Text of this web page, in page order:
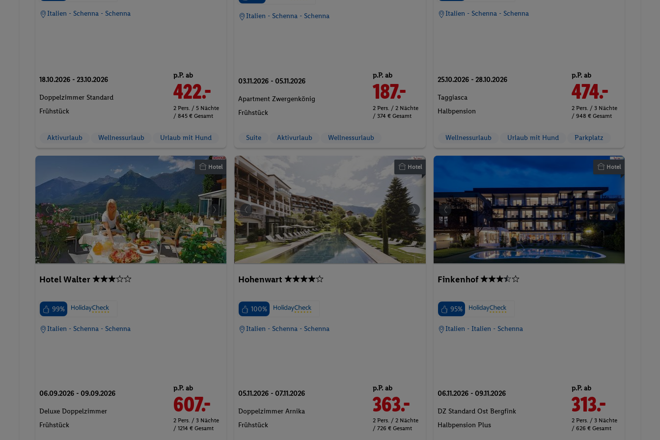
Italien - Schenna - Schenna
18.10.2026 - 23.10.2026
Doppelzimmer Standard
Frühstück
p.P. ab
422.-
2 Pers. / 5 Nächte
/ 845 € Gesamt
Aktivurlaub Wellnessurlaub Urlaub mit Hund
Italien - Schenna - Schenna
03.11.2026 - 05.11.2026
Apartment Zwergenkönig
Frühstück
p.P. ab
187.-
2 Pers. / 2 Nächte
/ 374 € Gesamt
Suite Aktivurlaub Wellnessurlaub
Italien - Schenna - Schenna
25.10.2026 - 28.10.2026
Taggiasca
Halbpension
p.P. ab
474.-
2 Pers. / 3 Nächte
/ 948 € Gesamt
Wellnessurlaub Urlaub mit Hund Parkplatz
Hotel
Hotel Walter
99%
Italien - Schenna - Schenna
06.09.2026 - 09.09.2026
Deluxe Doppelzimmer
Frühstück
p.P. ab
607.-
2 Pers. / 3 Nächte
/ 1214 € Gesamt
Hotel
Hohenwart
100%
Italien - Schenna - Schenna
05.11.2026 - 07.11.2026
Doppelzimmer Arnika
Frühstück
p.P. ab
363.-
2 Pers. / 2 Nächte
/ 726 € Gesamt
Hotel
Finkenhof
95%
Italien - Italien - Schenna
06.11.2026 - 09.11.2026
DZ Standard Ost Bergfink
Halbpension Plus
p.P. ab
313.-
2 Pers. / 3 Nächte
/ 626 € Gesamt